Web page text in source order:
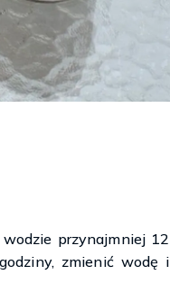
przynajmniej 12
zmienić wodę i